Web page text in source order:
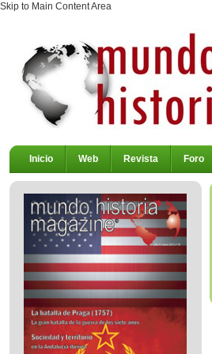
Skip to Main Content Area
Inicio Web Revista Foro